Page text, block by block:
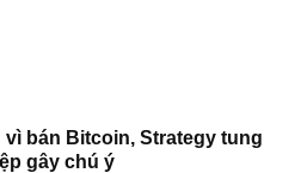
bán Bitcoin, Strategy tung
gây chú ý